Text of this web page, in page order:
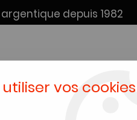
depuis 1982
vos